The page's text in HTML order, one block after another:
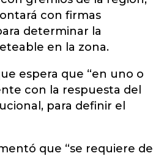
con firmas
determinar la
en la zona.
espera que “en uno o
con la respuesta del
para definir el
que “se requiere de